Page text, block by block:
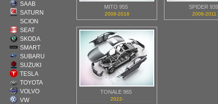
SAAB
SATURN
SCION
SEAT
SKODA
SMART
SUBARU
SUZUKI
TESLA
TOYOTA
VOLVO
VW
MITO 955
2008-2018
SPIDER 939
2006-2011
TONALE 965
2022-